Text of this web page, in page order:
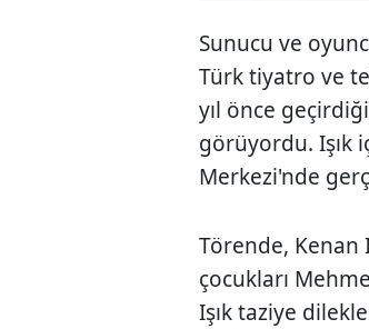
Sunucu ve
Türk tiyatro ve
yıl önce
görüyordu. Işık
Merkezi'nde
Törende, Kenan
çocukları
Işık taziye